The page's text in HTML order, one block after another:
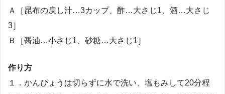
Ａ［昆布の戻し汁…3カップ、酢…大さじ1、酒…大さじ
3］
Ｂ［醤油…小さじ1、砂糖…大さじ1］
作り方
１．かんぴょうは切らずに水で洗い、塩もみして20分程